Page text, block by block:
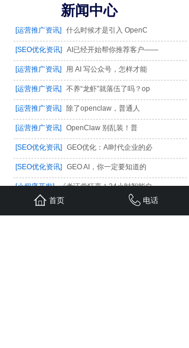
新闻中心
[运营推广资讯] 什么时候才是引入 OpenC
[SEO优化资讯] AI已经开始帮你推荐客户——
[运营推广资讯] 用 AI 写公众号，怎样才能
[运营推广资讯] 不养“龙虾”就落伍了吗？op
[运营推广资讯] 除了openclaw，普通人
[运营推广资讯] OpenClaw 别乱装！普
[SEO优化资讯] GEO优化：AI时代企业的必
[SEO优化资讯] GEO AI，你一定要知道的
[小程序开发] 《考证党狂喜！24小时智能自
[小程序开发] 《高中生周末逆袭指南！24小
首页 电话